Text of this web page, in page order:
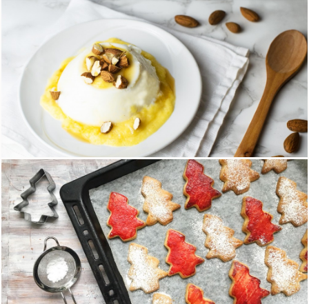
Tagliatelle ai 5 cereali con ragù light
Panna cotta senza lattosio con coulis di cachi
19 Gennaio 2018